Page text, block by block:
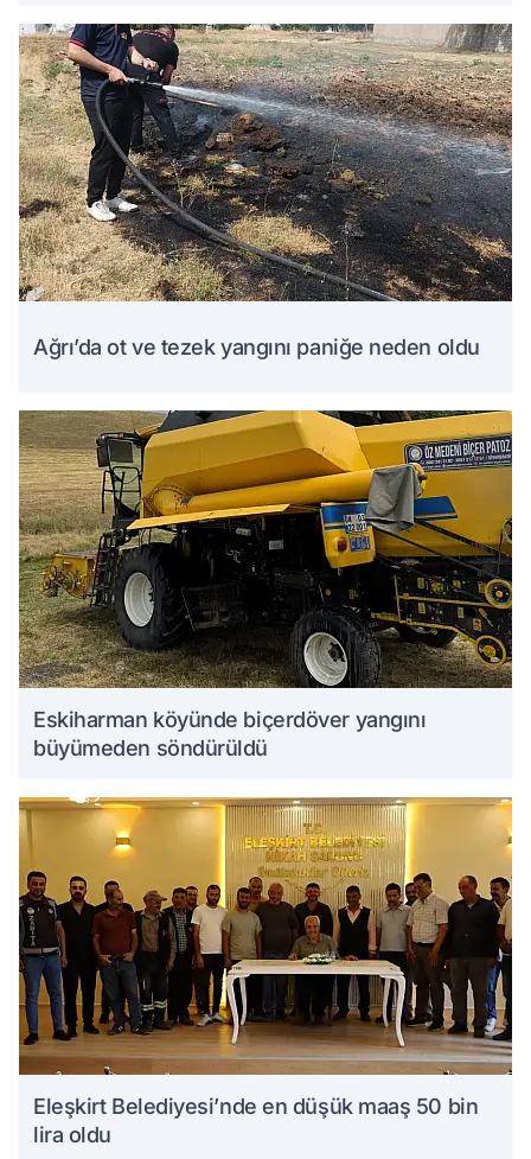
Ağrı’da ot ve tezek yangını paniğe neden oldu
Eskiharman köyünde biçerdöver yangını
büyümeden söndürüldü
Eleşkirt Belediyesi’nde en düşük maaş 50 bin
lira oldu